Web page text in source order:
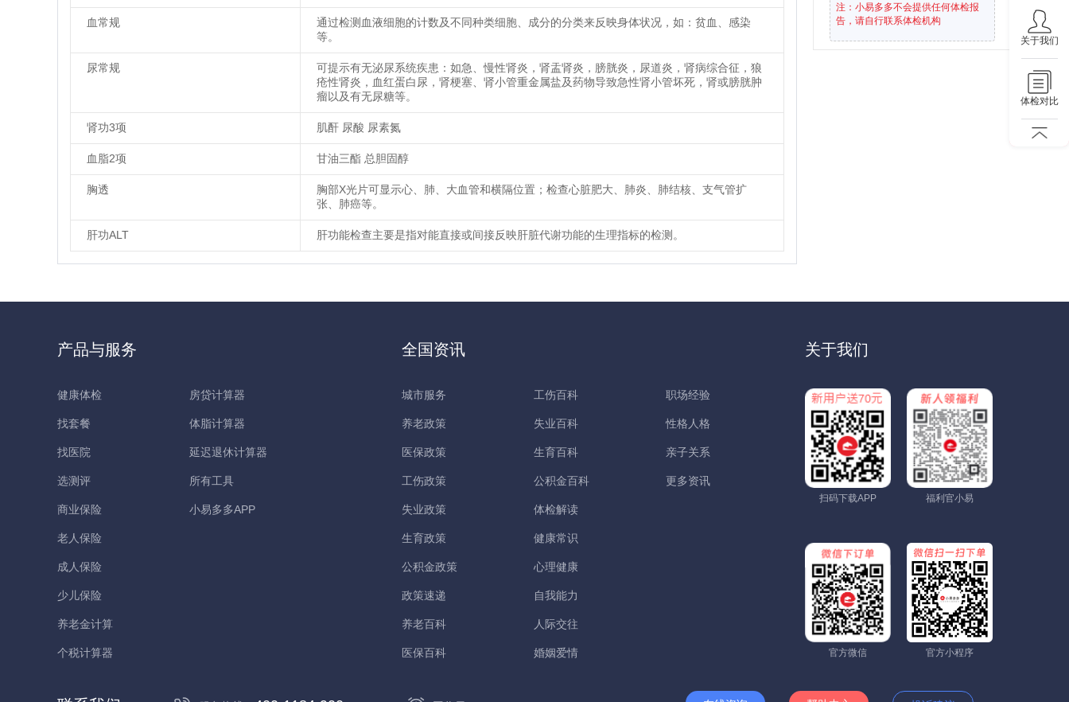
关于我们
体检对比
血常规
通过检测血液细胞的计数及不同种类细胞、成分的分类来反映身体状况，如：贫血、感染
等。
尿常规
可提示有无泌尿系统疾患：如急、慢性肾炎，肾盂肾炎，膀胱炎，尿道炎，肾病综合征，狼
疮性肾炎，血红蛋白尿，肾梗塞、肾小管重金属盐及药物导致急性肾小管坏死，肾或膀胱肿
瘤以及有无尿糖等。
肾功3项 肌酐 尿酸 尿素氮
血脂2项 甘油三酯 总胆固醇
胸透
胸部X光片可显示心、肺、大血管和横隔位置；检查心脏肥大、肺炎、肺结核、支气管扩
张、肺癌等。
肝功ALT 肝功能检查主要是指对能直接或间接反映肝脏代谢功能的生理指标的检测。
注：小易多多不会提供任何体检报
告，请自行联系体检机构
产品与服务
健康体检
找套餐
找医院
选测评
商业保险
老人保险
成人保险
少儿保险
养老金计算
个税计算器
房贷计算器
体脂计算器
延迟退休计算器
所有工具
小易多多APP
全国资讯
城市服务
养老政策
医保政策
工伤政策
失业政策
生育政策
公积金政策
政策速递
养老百科
医保百科
工伤百科
失业百科
生育百科
公积金百科
体检解读
健康常识
心理健康
自我能力
人际交往
婚姻爱情
职场经验
性格人格
亲子关系
更多资讯
关于我们
扫码下载APP 福利官小易
官方微信 官方小程序